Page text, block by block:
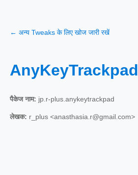
← अन्य Tweaks के लिए खोज जारी रखें
AnyKeyTrackpad
पैकेज नाम: jp.r-plus.anykeytrackpad
लेखक: r_plus <anasthasia.r@gmail.com>